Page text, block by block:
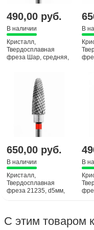
490,00 руб.
В наличии
Кристалл,
Твердосплавная
фреза Шар, средняя,
В
650,00 руб.
В наличии
Кристалл,
Твердосплавная
фреза 21235, d5мм,
В
С этим товаром